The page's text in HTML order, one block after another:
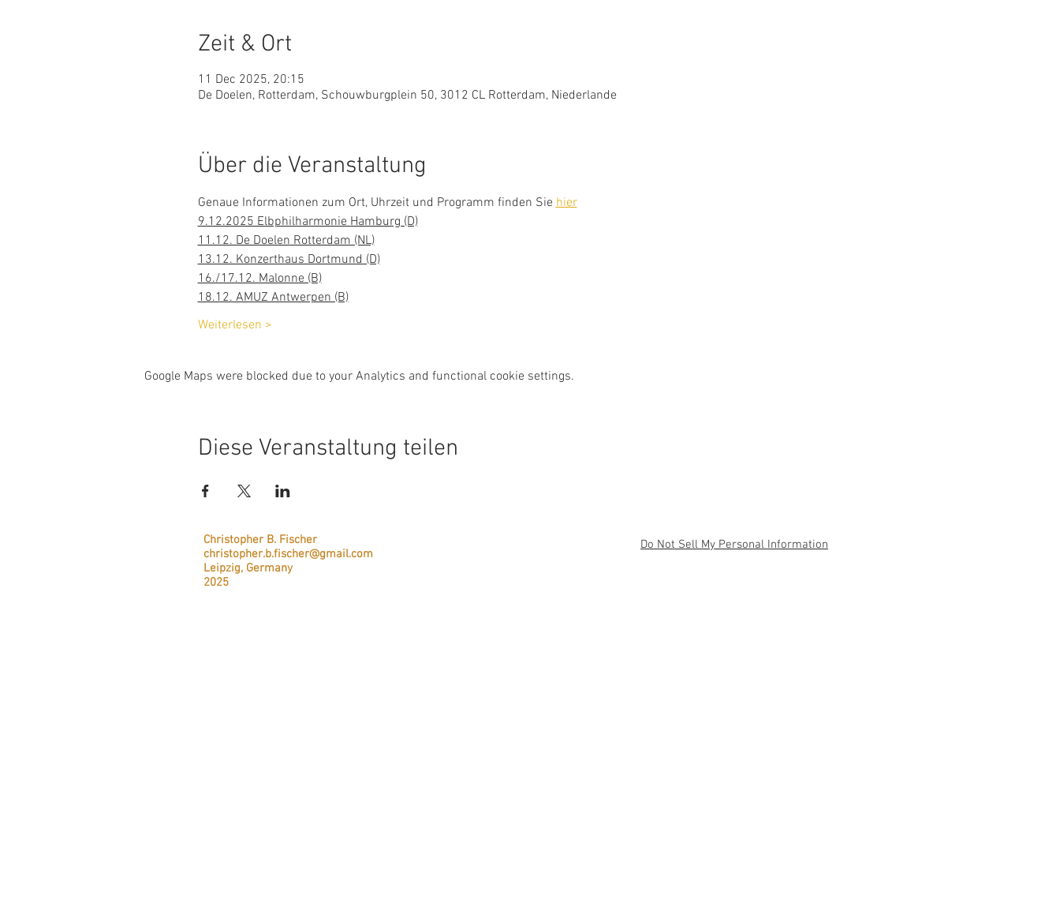
Zeit & Ort
11 Dec 2025, 20:15
De Doelen, Rotterdam, Schouwburgplein 50, 3012 CL Rotterdam, Niederlande
Über die Veranstaltung
Genaue Informationen zum Ort, Uhrzeit und Programm finden Sie hier
9.12.2025 Elbphilharmonie Hamburg (D)
11.12. De Doelen Rotterdam (NL)
13.12. Konzerthaus Dortmund (D)
16./17.12. Malonne (B)
18.12. AMUZ Antwerpen (B)
Weiterlesen >
Google Maps were blocked due to your Analytics and functional cookie settings.
Diese Veranstaltung teilen
Christopher B. Fischer
christopher.b.fischer@gmail.com
Leipzig, Germany
2025
Do Not Sell My Personal Information